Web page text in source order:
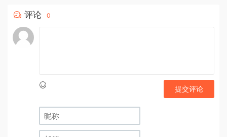
评论 0
提交评论